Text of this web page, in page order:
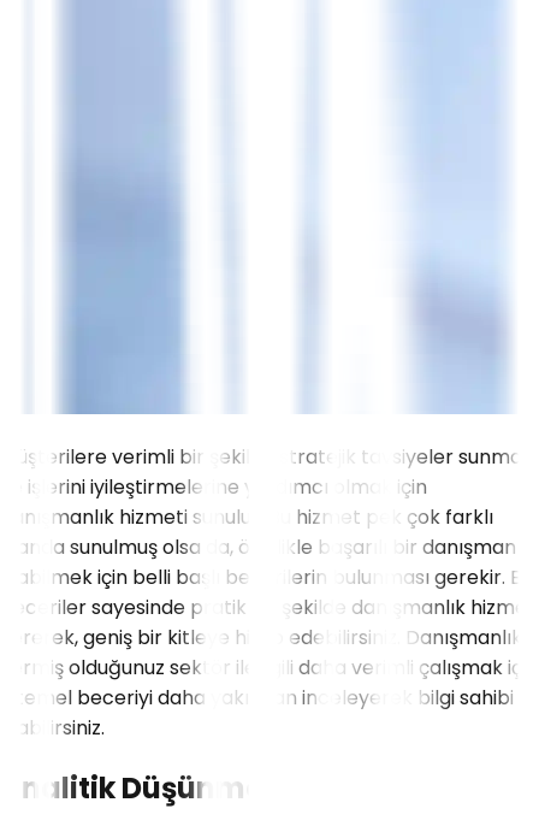
Müşterilere verimli bir şekilde stratejik tavsiyeler sunmak
ve işlerini iyileştirmelerine yardımcı olmak için
danışmanlık hizmeti sunulur. Bu hizmet pek çok farklı
alanda sunulmuş olsa da, özellikle başarılı bir danışman
olabilmek için belli başlı becerilerin bulunması gerekir. Bu
beceriler sayesinde pratik bir şekilde danışmanlık hizmeti
vererek, geniş bir kitleye hitap edebilirsiniz. Danışmanlık
vermiş olduğunuz sektör ile ilgili daha verimli çalışmak için
9 temel beceriyi daha yakından inceleyerek bilgi sahibi
olabilirsiniz.
Analitik Düşünme